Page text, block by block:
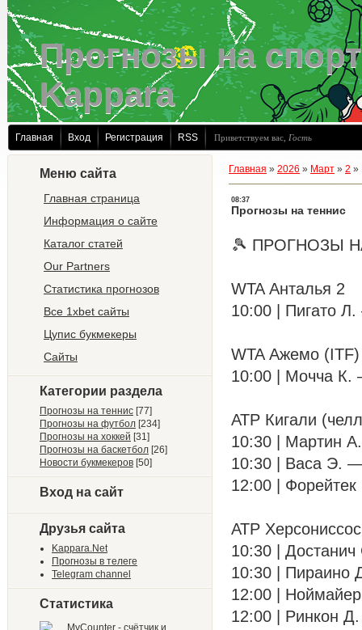
Прогнозы на
Kappara
Главная Вход Регистрация RSS Приветствуем вас Гость
Меню сайта
Главная страница
Информация о сайте
Каталог статей
Our Partners
Статистика прогнозов
Все 1xbet сайты
Цупис букмекеры
Сайты
Категории раздела
Прогнозы на теннис [77]
Прогнозы на футбол [234]
Прогнозы на хоккей [31]
Прогнозы на баскетбол [26]
Новости букмекеров [50]
Вход на сайт
Друзья сайта
Kappara.Net
Прогнозы в телеге
Telegram channel
Статистика
Главная » 2026 » Март » 2 »
08:37
Прогнозы на теннис
🎾 ПРОГНОЗЫ
WTA Анталья 2
10:00 | Пигато
WTA Ажемо (ITF)
10:00 | Мочча К.
ATP Кигали
10:30 | Мартин
10:30 | Васа Э.
12:00 |
ATP
10:30 |
10:30 | Пираино
12:00 |
12:00 | Ринкон